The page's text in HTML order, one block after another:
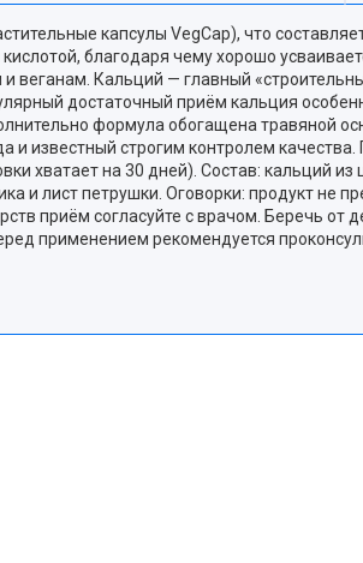
капсулы VegCap), что
благодаря чему хорошо
веганам. Кальций — главный
достаточный приём кальция
формула обогащена травяной
известный строгим контролем
хватает на 30 дней). Состав: кальций
и лист петрушки. Оговорки: продукт не
приём согласуйте с врачом. Беречь
применением рекомендуется